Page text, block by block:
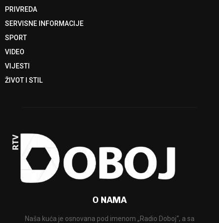
PRIVREDA
SERVISNE INFORMACIJE
SPORT
VIDEO
VIJESTI
ŽIVOT I STIL
O NAMA
Naša kuća je osnovana pod imenom „Radio Doboj“, a sa